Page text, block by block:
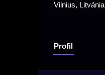
Vilnius, Litvánia
Profil